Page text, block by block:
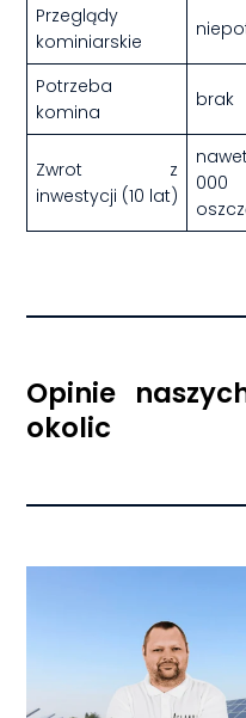
Przeglądy
kominiarskie
Potrzeba
komina
brak
Zwrot z
inwestycji (10 lat)
Opinie
okolic